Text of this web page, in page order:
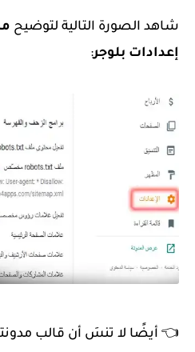
شاهد الصورة التالية لتوضيح
إعدادات بلوجر:
👈 أيضًا لا تنسَ أن قالب